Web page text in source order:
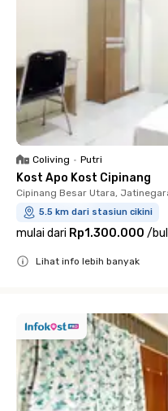
Coliving • Putri
Kost Apo Kost Cipinang
Cipinang Besar Utara,
5.5 km dari stasiun cikini
mulai dari Rp1.300.000 /
Lihat info lebih banyak